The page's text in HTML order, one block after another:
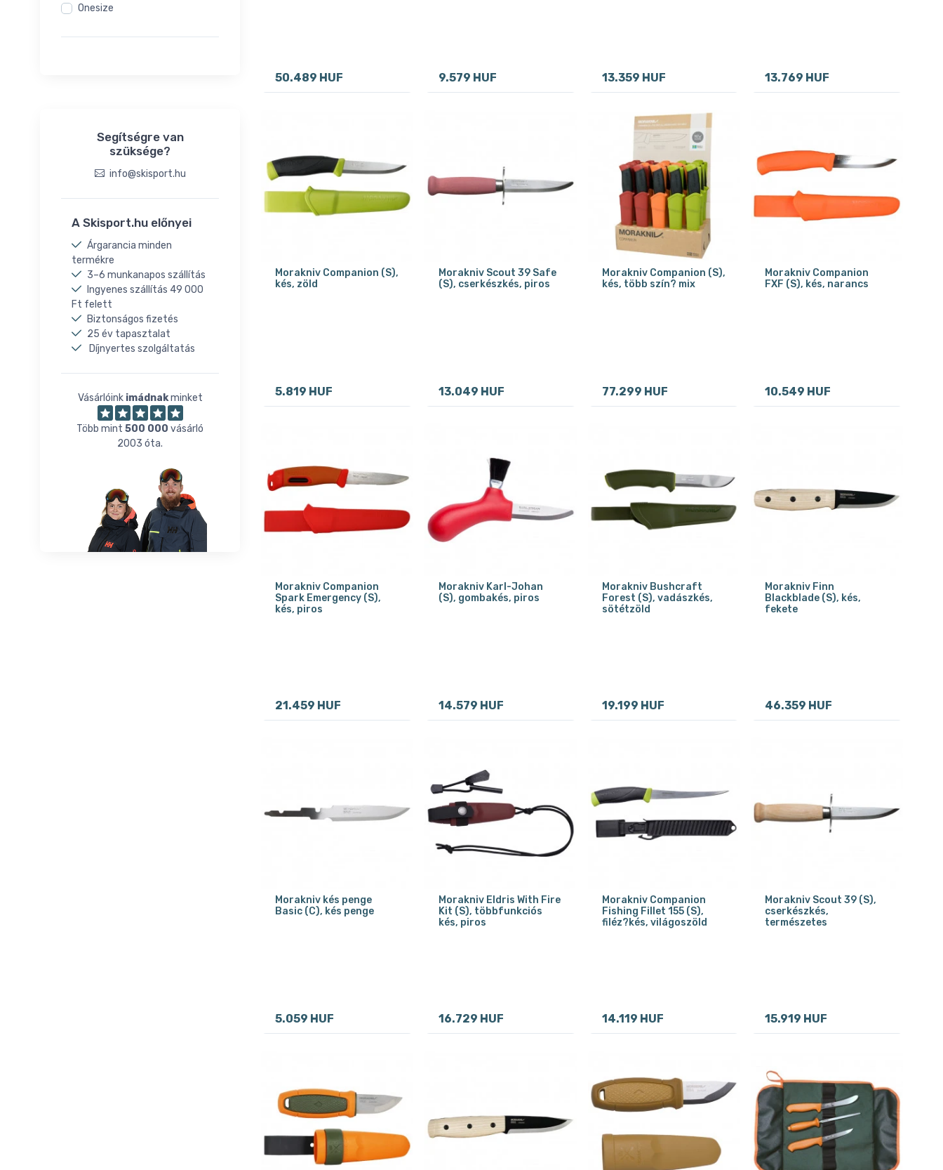
Onesize
Segítségre van
szüksége?
info@skisport.hu
A Skisport.hu előnyei
Árgarancia minden
termékre
3–6 munkanapos szállítás
Ingyenes szállítás 49 000
Ft felett
Biztonságos fizetés
25 év tapasztalat
Díjnyertes szolgáltatás
Vásárlóink imádnakminket
Több mint 500 000 vásárló
2003 óta.
50.489 HUF 9.579 HUF 13.359 HUF 13.769 HUF
Morakniv Companion (S),
kés, zöld
5.819 HUF
Morakniv Scout 39 Safe
(S), cserkészkés, piros
13.049 HUF
Morakniv Companion (S),
kés, több szín? mix
77.299 HUF
Morakniv Companion
FXF (S), kés, narancs
10.549 HUF
Morakniv Companion
Spark Emergency (S),
kés, piros
21.459 HUF
Morakniv Karl-Johan
(S), gombakés, piros
14.579 HUF
Morakniv Bushcraft
Forest (S), vadászkés,
sötétzöld
19.199 HUF
Morakniv Finn
Blackblade (S), kés,
fekete
46.359 HUF
Morakniv kés penge
Basic (C), kés penge
5.059 HUF
Morakniv Eldris With Fire
Kit (S), többfunkciós
kés, piros
16.729 HUF
Morakniv Companion
Fishing Fillet 155 (S),
filéz?kés, világoszöld
14.119 HUF
Morakniv Scout 39 (S),
cserkészkés,
természetes
15.919 HUF